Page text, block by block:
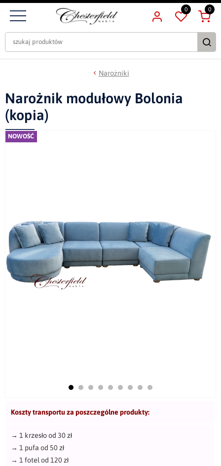
0 0
Narożniki
NOWOŚĆ
Narożnik modułowy Bolonia
(kopia)
Koszty transportu za poszczególne produkty:
→ 1 krzesło od 30 zł
→ 1 pufa od 50 zł
→ 1 fotel od 120 zł